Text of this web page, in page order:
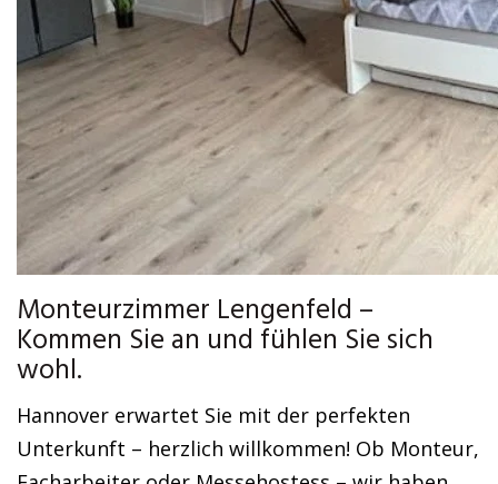
Monteurzimmer Lengenfeld –
Kommen Sie an und fühlen Sie sich
wohl.
Hannover erwartet Sie mit der perfekten
Unterkunft – herzlich willkommen! Ob Monteur,